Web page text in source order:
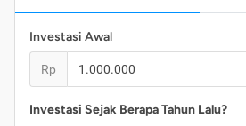
Investasi Awal
Rp
Investasi Sejak Berapa Tahun Lalu?